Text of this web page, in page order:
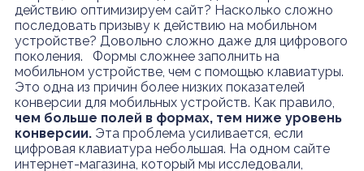
действию оптимизируем сайт? Насколько сложно
последовать призыву к действию на мобильном
устройстве? Довольно сложно даже для цифрового
поколения. Формы сложнее заполнить на
мобильном устройстве, чем с помощью клавиатуры.
Это одна из причин более низких показателей
конверсии для мобильных устройств. Как правило,
чем больше полей в формах, тем ниже уровень
конверсии.Эта проблема усиливается, если
цифровая клавиатура небольшая. На одном сайте
интернет-магазина, который мы исследовали,